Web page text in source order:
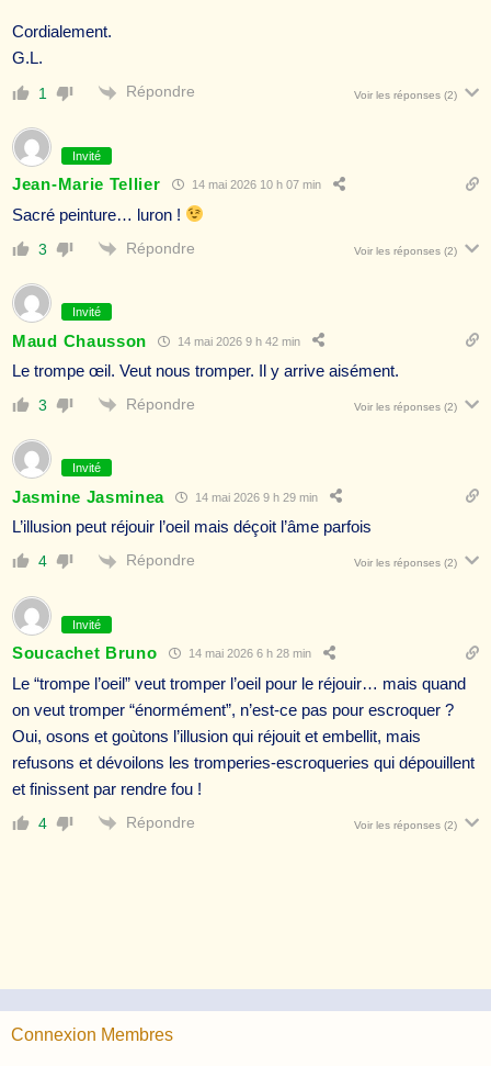
Cordialement.
G.L.
1 Répondre Voir les réponses (2)
Invité
Jean-Marie Tellier 14 mai 2026 10 h 07 min
Sacré peinture… luron !
3 Répondre Voir les réponses (2)
Invité
Maud Chausson 14 mai 2026 9 h 42 min
Le trompe œil. Veut nous tromper. Il y arrive aisément.
3 Répondre Voir les réponses (2)
Invité
Jasmine Jasminea 14 mai 2026 9 h 29 min
L’illusion peut réjouir l’oeil mais déçoit l’âme parfois
4 Répondre Voir les réponses (2)
Invité
Soucachet Bruno 14 mai 2026 6 h 28 min
Le “trompe l’oeil” veut tromper l’oeil pour le réjouir… mais quand
on veut tromper “énormément”, n’est-ce pas pour escroquer ?
Oui, osons et goùtons l’illusion qui réjouit et embellit, mais
refusons et dévoilons les tromperies-escroqueries qui dépouillent
et finissent par rendre fou !
4 Répondre Voir les réponses (2)
Connexion Membres